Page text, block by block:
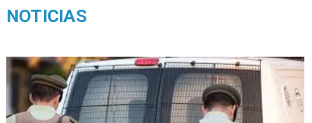
NOTICIAS